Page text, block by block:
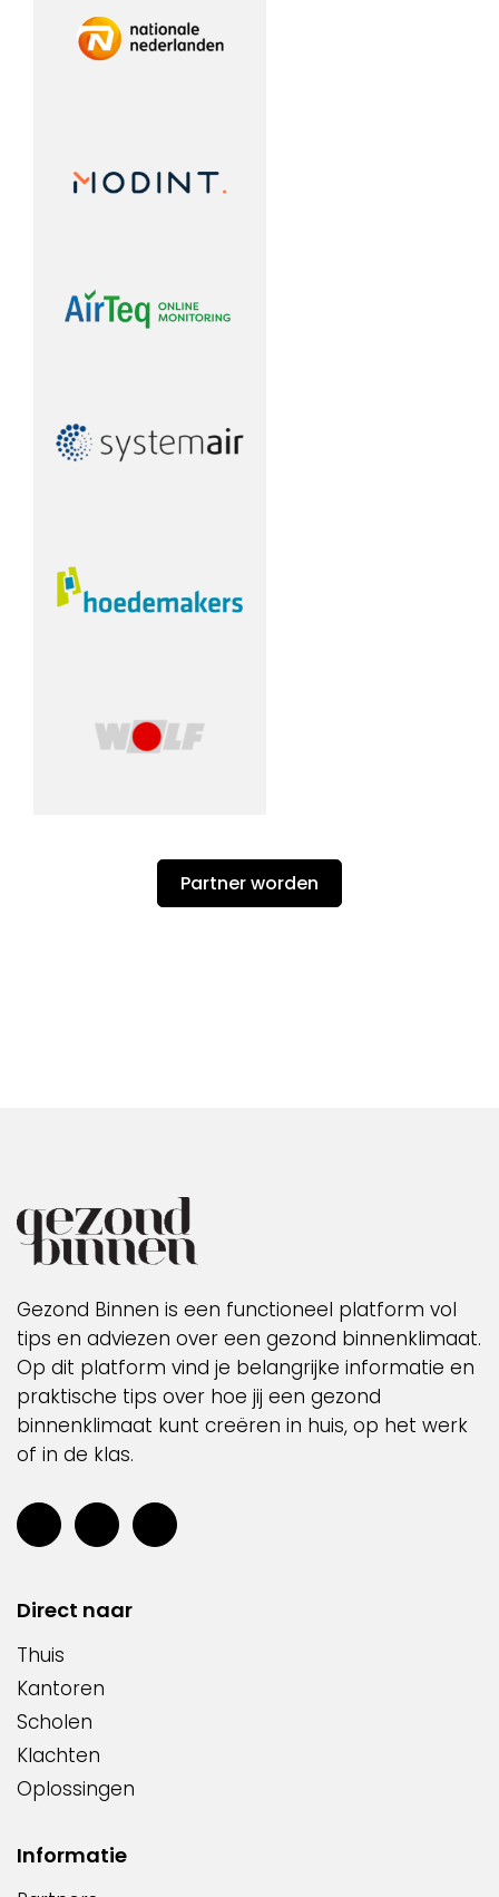
Partner worden
Gezond Binnen is een functioneel platform vol
tips en adviezen over een gezond binnenklimaat.
Op dit platform vind je belangrijke informatie en
praktische tips over hoe jij een gezond
binnenklimaat kunt creëren in huis, op het werk
of in de klas.
Direct naar
Thuis
Kantoren
Scholen
Klachten
Oplossingen
Informatie